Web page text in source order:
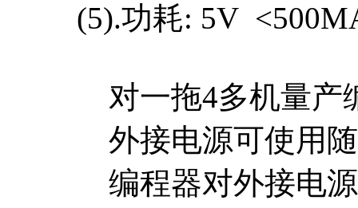
(5).功耗: 5V
对一拖4多机量产编
外接电源可使用随
编程器对外接电源